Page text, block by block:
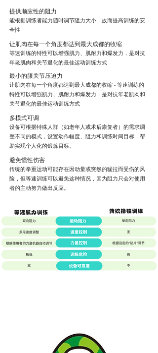
提供顺应性的阻力
能根据训练者能力随时调节阻力大小，故而提高训练的安
全性
让肌肉在每一个角度都达到最大成都的收缩
等速训练的特性可以增强肌力、肌耐力和爆发力，是对抗
年老肌肉和关节退化的最佳运动训练方式
​最小的膝关节压迫力
让肌肉在每一个角度都达到最大成都的收缩 - 等速训练的
特性可以增强肌力、肌耐力和爆发力，是对抗年老肌肉和
关节退化的最佳运动训练方式
多模式可调
设备可根据特殊人群（如老年人或术后康复者）的需求调
整不同的模式，设置动作幅度、阻力和训练时间目标，帮
助实现个人化的锻炼目标。
避免惯性伤害
传统的举重运动可能存在因动量或突然的猛拉而受伤的风
险，但等速训练可以避免这种情况，因为阻力只会对使用
者的主动努力做出反应。